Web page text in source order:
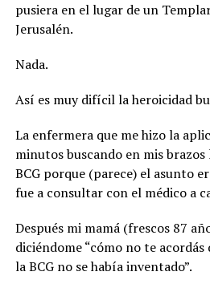
pusiera en el lugar de un
Jerusalén.
Nada.
Así es muy difícil la heroicidad
La enfermera que me hizo la
minutos buscando en mis brazos
BCG porque (parece) el asunto
fue a consultar con el médico a
Después mi mamá (frescos 87
diciéndome “cómo no te acordás
la BCG no se había inventado”.